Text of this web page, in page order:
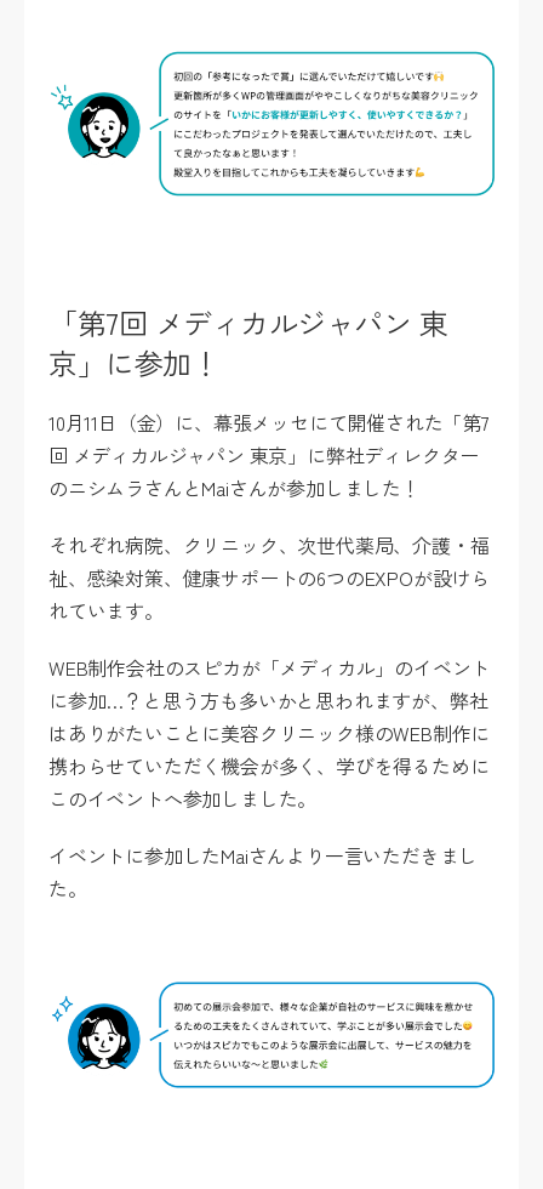
「第7回 メディカルジャパン 東
京」に参加！
10月11日（金）に、幕張メッセにて開催された「第7
回 メディカルジャパン 東京」に弊社ディレクター
のニシムラさんとMaiさんが参加しました！
それぞれ病院、クリニック、次世代薬局、介護・福
祉、感染対策、健康サポートの6つのEXPOが設けら
れています。
WEB制作会社のスピカが「メディカル」のイベント
に参加…？と思う方も多いかと思われますが、弊社
はありがたいことに美容クリニック様のWEB制作に
携わらせていただく機会が多く、学びを得るために
このイベントへ参加しました。
イベントに参加したMaiさんより一言いただきまし
た。